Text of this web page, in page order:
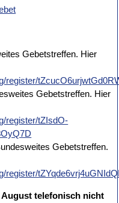
Gebetstreffen. Hier
register/
Gebetstreffen. Hier
register/tZIsdO-
Gebetstreffen.
register/
telefonisch nicht